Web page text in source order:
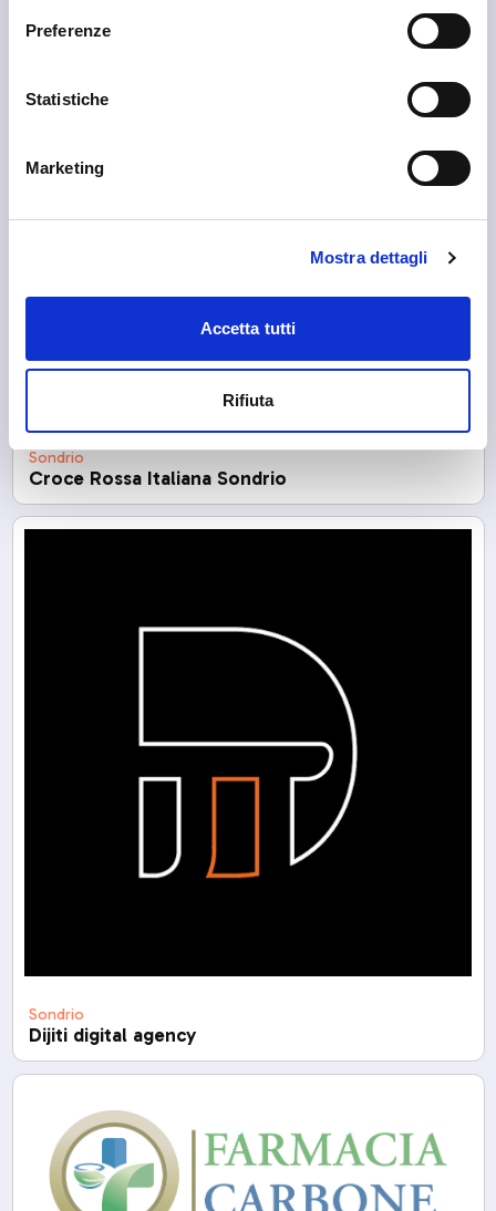
Preferenze
Statistiche
Marketing
Mostra dettagli
Accetta tutti
Rifiuta
Sondrio
Croce Rossa Italiana Sondrio
Sondrio
Dijiti digital agency